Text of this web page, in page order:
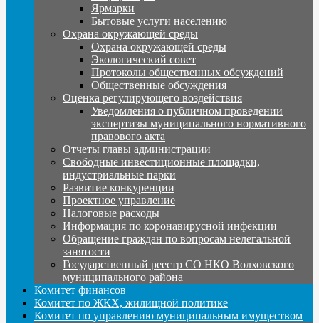
Ярмарки
Бытовые услуги населению
Охрана окружающей среды
Охрана окружающей среды
Экологический совет
Протоколы общественных обсуждений
Общественные обсуждения
Оценка регулирующего воздействия
Уведомления о публичном проведении
экспертизы муниципального нормативного
правового акта
Отчеты главы администрации
Свободные инвестиционные площадки,
индустриальные парки
Развитие конкуренции
Проектное управление
Налоговые расходы
Информация по коронавирусной инфекции
Обращение граждан по вопросам нелегальной
занятости
Государственный реестр СО НКО Волховского
муниципального района
Комитет финансов
Комитет по ЖКХ, жилищной политике
Комитет по управлению муниципальным имуществом